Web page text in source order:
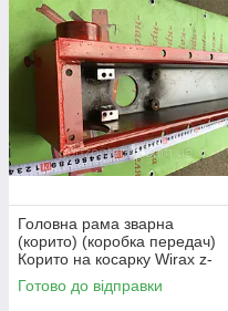
Головна рама зварна
(корито) (коробка передач)
Корито на косарку Wirax z-
069
Готово до відправки